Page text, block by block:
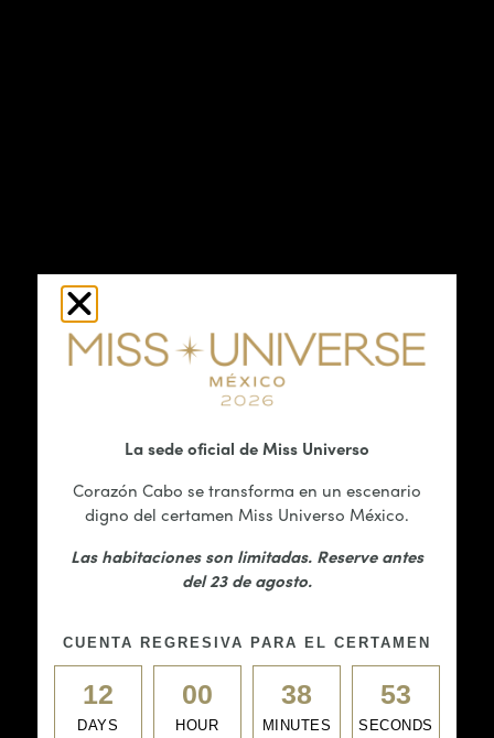
Habitaciones accesibles
La sede oficial de Miss Universo
Corazón Cabo se transforma en un escenario
digno del certamen Miss Universo México.
Las habitaciones son limitadas. Reserve antes
del 23 de agosto.
CUENTA REGRESIVA PARA EL CERTAMEN
12
DAYS
00
HOUR
38
MINUTES
53
SECONDS